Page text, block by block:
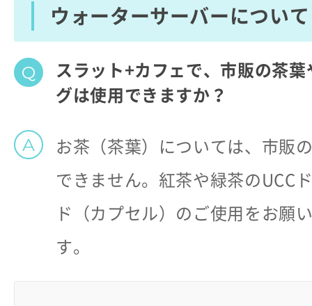
ウォーターサーバーについて
スラット+カフェで、市販の茶
グは使用できますか？
お茶（茶葉）については、市販
できません。紅茶や緑茶のUCC
ド（カプセル）のご使用をお願
す。